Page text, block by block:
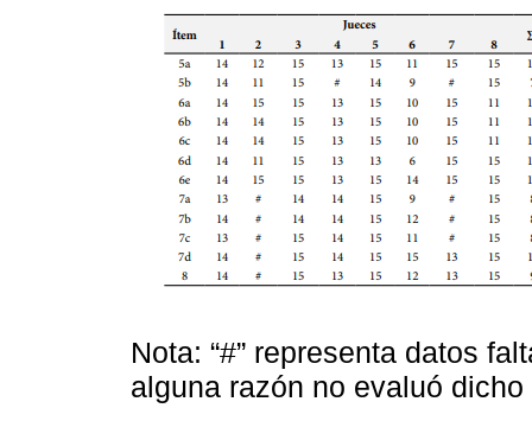
Nota: “#” representa datos
alguna razón no evaluó